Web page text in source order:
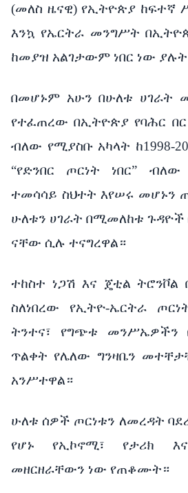
(መለስ ዜናዊ) የኢትዮጵያ ከፍተኛ
እንኳ የኤርትራ መንግሥት
ከመያዝ አልገታውም ነበር ነው
በመሆኑም አሁንበሁለቱ ሀገራት
የተፈጠረው በኢትዮጵያ የባሕር
ብለው የሚያስቡ አካላት ከ1998-
“የድንበር ጦርነት ነበር”
ተመሳሳይ ስህተት እየሠሩ መሆኑን
ሁለቱን ሀገራት በሚመለከቱ ጉዳዮች
ናቸው ሲሉ ተናግረዋል።
ተከስተ ነጋሽ እና ጄቲል
ስለነበረው የኢትዮ-ኤርትራ
ትንተና፣ የግጭቱ መንሥኤዎችን
ጥልቀት የሌለው ግንዛቤን
አንሥተዋል።
ሁለቱ ሰዎች ጦርነቱን ለመረዳት
የሆኑ የኢኮኖሚ፣ የታሪክ
መዘርዘራቸውን ነው የጠቆሙት።